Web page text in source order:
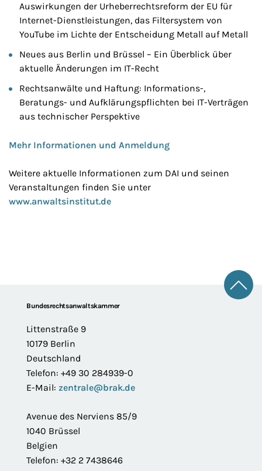
Auswirkungen der Urheberrechtsreform der EU für
Internet-Dienstleistungen, das Filtersystem von
YouTube im Lichte der Entscheidung Metall auf Metall
Neues aus Berlin und Brüssel – Ein Überblick über
aktuelle Änderungen im IT-Recht
Rechtsanwälte und Haftung: Informations-,
Beratungs- und Aufklärungspflichten bei IT-Verträgen
aus technischer Perspektive
Mehr Informationen und Anmeldung
Weitere aktuelle Informationen zum DAI und seinen
Veranstaltungen finden Sie unter
www.anwaltsinstitut.de
FooterBundesrechtsanwaltskammer
Littenstraße 9
10179 Berlin
Deutschland
Telefon: +49 30 284939-0
E-Mail: zentrale@brak.de
Avenue des Nerviens 85/9
1040 Brüssel
Belgien
Telefon: +32 2 7438646